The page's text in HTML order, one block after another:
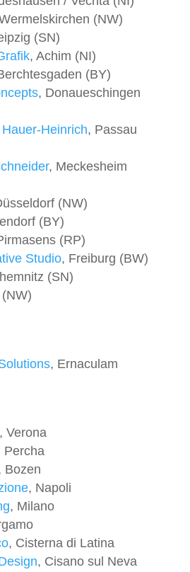
(NW)
(SN)
, Achim (NI)
(BY)
, Donaueschingen
Heinrich, Passau
, Meckesheim
(NW)
(BY)
(RP)
Studio, Freiburg (BW)
(SN)
, Ernaculam
Verona
Percha
Bozen
, Napoli
, Milano
, Cisterna di Latina
, Cisano sul Neva